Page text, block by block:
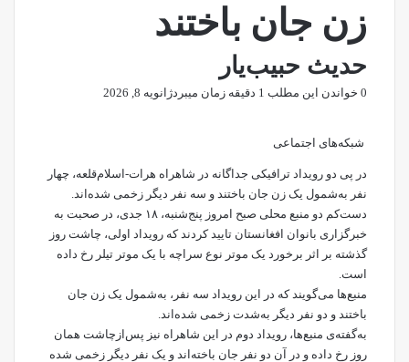
زن جان باختند
حدیث حبیب‌یار
ژانویه 8, 2026 0 خواندن این مطلب 1 دقیقه زمان میبرد
شبکه‌های اجتماعی
در پی دو رویداد ترافیکی جداگانه در شاهراه هرات-اسلام‌قلعه، چهار
نفر به‌شمول یک زن جان باختند و سه نفر دیگر زخمی شده‌اند.
دست‌کم دو منبع محلی صبح امروز پنج‌شنبه، ۱۸ جدی، در صحبت به
خبرگزاری بانوان افغانستان تایید کردند که رویداد اولی، چاشت روز
گذشته بر اثر برخورد یک موتر نوع سراچه با یک موتر تیلر رخ داده
است.
منبع‌ها می‌گویند که در این رویداد سه نفر، به‌شمول یک زن جان
باختند و دو نفر دیگر به‌شدت زخمی شده‌اند.
به‌گفته‌ی منبع‌ها، رویداد دوم در این شاهراه نیز پس‌ازچاشت همان
روز رخ داده و در آن دو نفر جان باخته‌اند و یک نفر دیگر زخمی شده